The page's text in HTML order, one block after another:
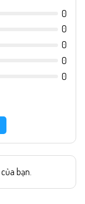
0
0
0
0
0
bạn.